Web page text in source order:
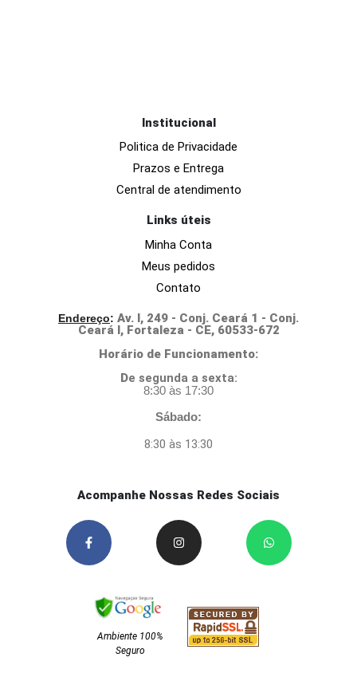
Institucional
Politica de Privacidade
Prazos e Entrega
Central de atendimento
Links úteis
Minha Conta
Meus pedidos
Contato
Endereço: Av. I, 249 - Conj. Ceará 1 - Conj.
Ceará I, Fortaleza - CE, 60533-672
Horário de Funcionamento:
De segunda a sexta:
8:30 às 17:30
Sábado:
8:30 às 13:30
Acompanhe Nossas Redes Sociais
Ambiente 100%
Seguro